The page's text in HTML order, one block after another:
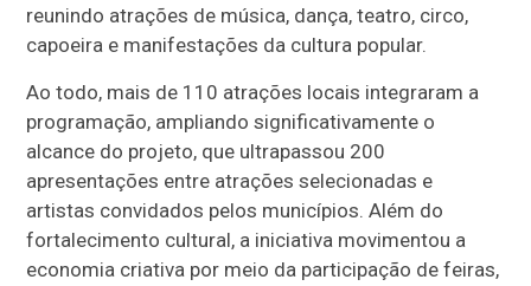
reunindo atrações de música, dança, teatro, circo,
capoeira e manifestações da cultura popular.
Ao todo, mais de 110 atrações locais integraram a
programação, ampliando significativamente o
alcance do projeto, que ultrapassou 200
apresentações entre atrações selecionadas e
artistas convidados pelos municípios. Além do
fortalecimento cultural, a iniciativa movimentou a
economia criativa por meio da participação de feiras,